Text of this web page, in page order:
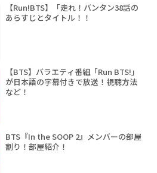
【Run!BTS】「走れ！バンタン38話の
あらすじとタイトル！！
【BTS】バラエティ番組「Run BTS!」
が日本語の字幕付きで放送！視聴方法
など！
BTS『In the SOOP 2』メンバーの部屋
割り！部屋紹介！